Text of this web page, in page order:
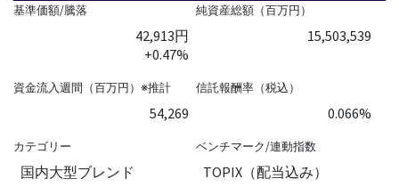
基準価額/騰落
42,913円
+0.47%
純資産総額（百万円）
15,503,539
資金流入週間（百万円）※推計
54,269
信託報酬率（税込）
0.066%
カテゴリー
国内大型ブレンド
ベンチマーク/連動指数
TOPIX（配当込み）